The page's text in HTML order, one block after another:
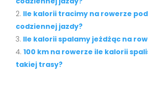
Ile kalorii tracimy na rowerze
codziennej jazdy?
Ile kalorii spalamy jeżdżąc na
100 km na rowerze ile kalorii
takiej trasy?